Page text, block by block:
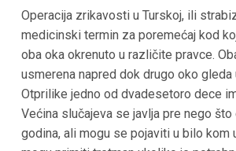
Operacija zrikavosti u Turskoj, ili
medicinski termin za poremećaj kod
oba oka okrenuto u različite pravce.
usmerena napred dok drugo oko gleda
Otprilike jedno od dvadesetoro dece
Većina slučajeva se javlja pre nego
godina, ali mogu se pojaviti u bilo kom